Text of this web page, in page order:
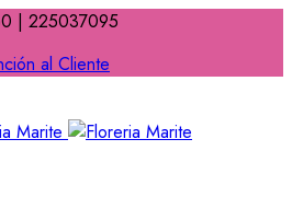
| 225037095
al Cliente